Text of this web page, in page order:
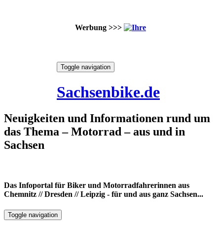
Werbung >>>
Toggle navigation
Sachsenbike.de
Neuigkeiten und Informationen rund um
das Thema – Motorrad – aus und in
Sachsen
Das Infoportal für Biker und Motorradfahrerinnen aus
Chemnitz // Dresden // Leipzig - für und aus ganz Sachsen...
Toggle navigation